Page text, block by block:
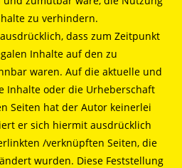
zu verhindern.
dass zum Zeitpunkt
Inhalte auf den zu
waren. Auf die aktuelle und
Inhalte oder die Urheberschaft
Seiten hat der Autor keinerlei
er sich hiermit ausdrücklich
/verknüpften Seiten, die
wurden. Diese Feststellung